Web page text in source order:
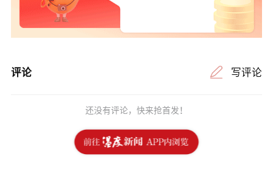
评论 写评论
还没有评论，快来抢首发！